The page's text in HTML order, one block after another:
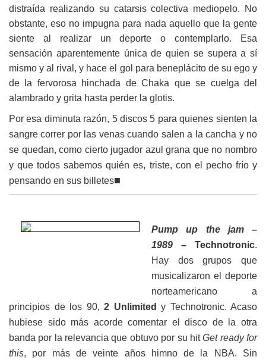
distraída realizando su catarsis colectiva mediopelo. No
obstante, eso no impugna para nada aquello que la gente
siente al realizar un deporte o contemplarlo. Esa
sensación aparentemente única de quien se supera a sí
mismo y al rival, y hace el gol para beneplácito de su ego y
de la fervorosa hinchada de Chaka que se cuelga del
alambrado y grita hasta perder la glotis.
Por esa diminuta razón, 5 discos 5 para quienes sienten la
sangre correr por las venas cuando salen a la cancha y no
se quedan, como cierto jugador azul grana que no nombro
y que todos sabemos quién es, triste, con el pecho frío y
pensando en sus billetes■
Pump up the jam –
1989 – Technotronic.
Hay dos grupos que
musicalizaron el deporte
norteamericano a
principios de los 90, 2 Unlimited y Technotronic. Acaso
hubiese sido más acorde comentar el disco de la otra
banda por la relevancia que obtuvo por su hitGet ready for
this, por más de veinte años himno de la NBA. Sin